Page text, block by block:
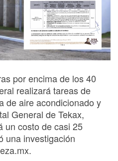
por encima de los 40
realizará tareas de
de aire acondicionado y
General de Tekax,
un costo de casi 25
una investigación